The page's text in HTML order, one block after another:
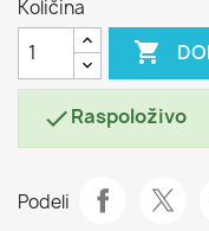
Količina

Raspoloživo
Podeli